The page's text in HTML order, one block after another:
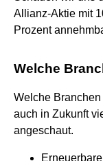
Allianz-Aktie mit
Prozent
Welche
Welche
auch in Zukunft
angeschaut.